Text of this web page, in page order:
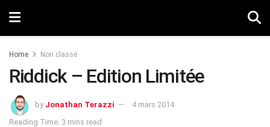
Home Non classé
Riddick – Edition Limitée
by Jonathan Terazzi
4 mars 2014
Reading Time: 3 mins read